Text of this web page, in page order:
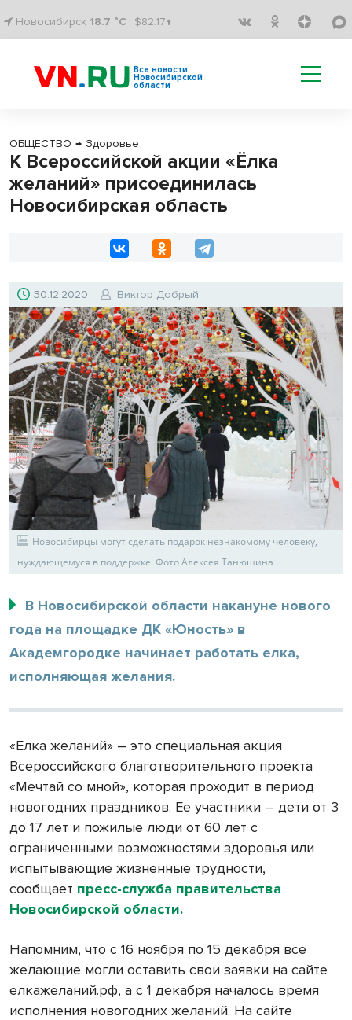
Новосибирск 18.7 °C $82.17↑
Все новости
Новосибирской
области
ОБЩЕСТВО → Здоровье
К Всероссийской акции «Ёлка
желаний» присоединилась
Новосибирская область
30.12.2020 Виктор Добрый
Новосибирцы могут сделать подарок незнакомому человеку,
нуждающемуся в поддержке. Фото Алексея Танюшина
В Новосибирской области накануне нового
года на площадке ДК «Юность» в
Академгородке начинает работать елка,
исполняющая желания.
«Елка желаний» – это специальная акция
Всероссийского благотворительного проекта
«Мечтай со мной», которая проходит в период
новогодних праздников. Ее участники – дети от 3
до 17 лет и пожилые люди от 60 лет с
ограниченными возможностями здоровья или
испытывающие жизненные трудности,
сообщает пресс-служба правительства
Новосибирской области.
Напомним, что с 16 ноября по 15 декабря все
желающие могли оставить свои заявки на сайте
елкажеланий.рф, а с 1 декабря началось время
исполнения новогодних желаний. На сайте